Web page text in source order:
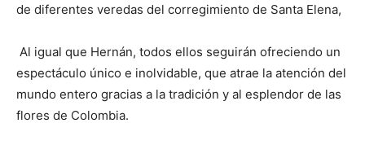
de diferentes veredas del corregimiento de Santa Elena,
Al igual que Hernán, todos ellos seguirán ofreciendo un
espectáculo único e inolvidable, que atrae la atención del
mundo entero gracias a la tradición y al esplendor de las
flores de Colombia.